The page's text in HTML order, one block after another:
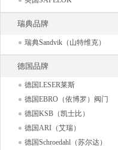
瑞典品牌
瑞典Sandvik（山特维克）
德国品牌
德国LESER莱斯
德国EBRO（依博罗）阀门
德国KSB（凯士比）
德国ARI（艾瑞）
德国Schroedahl（苏尔达）